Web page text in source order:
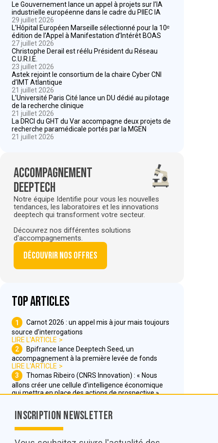
Le Gouvernement lance un appel à projets sur l’IA
industrielle européenne dans le cadre du PIIEC IA
29 juillet 2026
L’Hôpital Européen Marseille sélectionné pour la 10ᵉ
édition de l’Appel à Manifestation d’Intérêt BOAS
27 juillet 2026
Christophe Derail est réélu Président du Réseau
C.U.R.I.E.
23 juillet 2026
Astek rejoint le consortium de la chaire Cyber CNI
d’IMT Atlantique
21 juillet 2026
L’Université Paris Cité lance un DU dédié au pilotage
de la recherche clinique
21 juillet 2026
La DRCI du GHT du Var accompagne deux projets de
recherche paramédicale portés par la MGEN
21 juillet 2026
Accompagnement
deeptech
Notre équipe Identifie pour vous les nouvelles
tendances, les laboratoires et les innovations
deeptech qui transforment votre secteur.
Découvrez nos différentes solutions
d'accompagnements.
Découvrir nos offres
Top articles
1
Carnot 2026 : un appel mis à jour mais toujours
source d’interrogations
LIRE L'ARTICLE
2
Bpifrance lance Deeptech Seed, un
accompagnement à la première levée de fonds
LIRE L'ARTICLE
3
Thomas Ribeiro (CNRS Innovation) : « Nous
allons créer une cellule d’intelligence économique
qui mettra en place des actions de prospective »
Inscription Newsletter